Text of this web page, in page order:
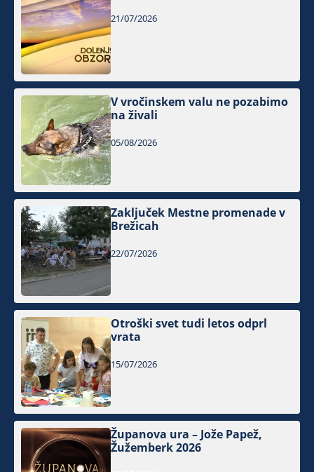
21/07/2026
V vročinskem valu ne pozabimo
na živali
05/08/2026
Zaključek Mestne promenade v
Brežicah
22/07/2026
Otroški svet tudi letos odprl
vrata
15/07/2026
Županova ura – Jože Papež,
Žužemberk 2026